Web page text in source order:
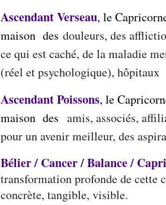
Ascendant Verseau, le
maison des douleurs, des
ce qui est caché, de la maladie
(réel et psychologique), hôpitaux
Ascendant Poissons, le
maison des amis, associés,
pour un avenir meilleur, des
Bélier / Cancer / Balance /
transformation profonde de cette
concrète, tangible, visible.